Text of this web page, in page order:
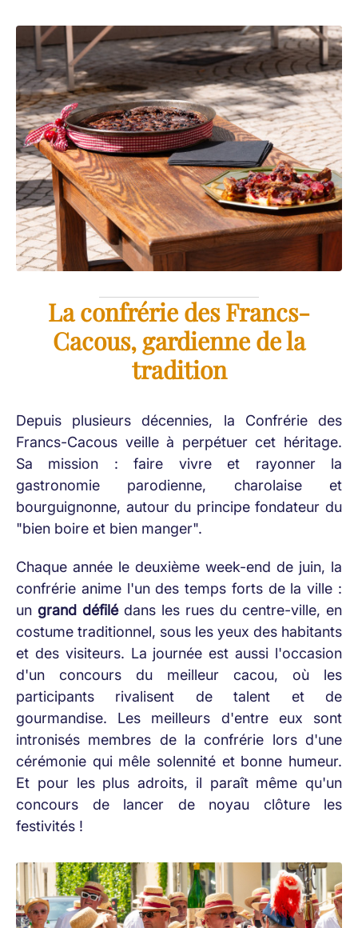
La confrérie des Francs-
Cacous, gardienne de la
tradition
Depuis plusieurs décennies, la Confrérie des
Francs-Cacous veille à perpétuer cet héritage.
Sa mission : faire vivre et rayonner la
gastronomie parodienne, charolaise et
bourguignonne, autour du principe fondateur du
"bien boire et bien manger".
Chaque année le deuxième week-end de juin, la
confrérie anime l'un des temps forts de la ville :
un grand défilédans les rues du centre-ville, en
costume traditionnel, sous les yeux des habitants
et des visiteurs. La journée est aussi l'occasion
d'un concours du meilleur cacou, où les
participants rivalisent de talent et de
gourmandise. Les meilleurs d'entre eux sont
intronisés membres de la confrérie lors d'une
cérémonie qui mêle solennité et bonne humeur.
Et pour les plus adroits, il paraît même qu'un
concours de lancer de noyau clôture les
festivités !